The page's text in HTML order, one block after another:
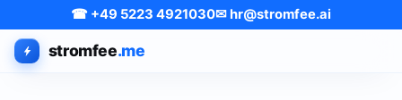
☎ +49 5223 4921030✉ hr@stromfee.ai
stromfee.me